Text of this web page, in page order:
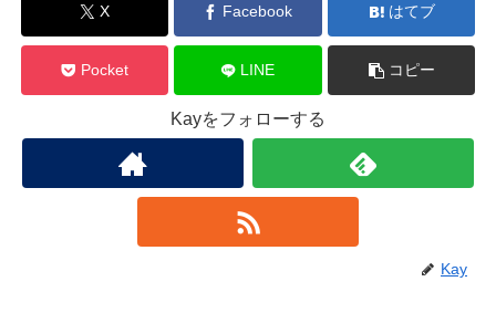
X Facebook はてブ
Pocket LINE コピー
Kayをフォローする
Kay